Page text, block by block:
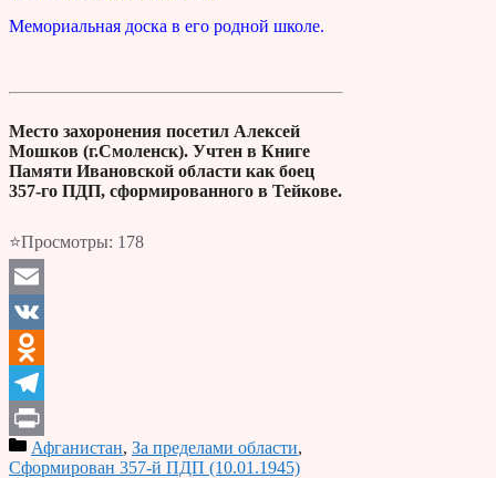
Мемориальная доска в его родной школе.
Место захоронения посетил Алексей
Мошков (г.Смоленск). Учтен в Книге
Памяти Ивановской области как боец
357-го ПДП, сформированного в Тейкове.
⭐Просмотры: 178
Email
VK
Odnoklassniki
Telegram
PrintАфганистан, За пределами области,
Сформирован 357-й ПДП (10.01.1945)